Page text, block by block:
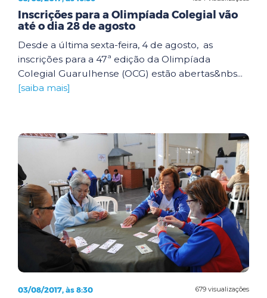
Inscrições para a Olimpíada Colegial vão
até o dia 28 de agosto
Desde a última sexta-feira, 4 de agosto, as
inscrições para a 47ª edição da Olimpíada
Colegial Guarulhense (OCG) estão abertas&nbs...
[saiba mais]
679 visualizações
03/08/2017, às 8:30